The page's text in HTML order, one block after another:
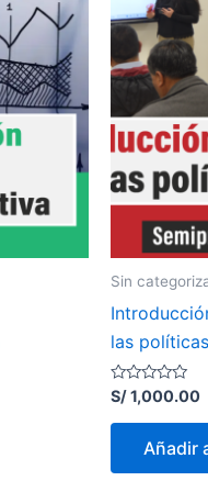
Sin
las
Valorado
con
0
S/1,000.00
Añadir